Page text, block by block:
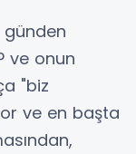
günden
ve onun
"biz
ve en başta